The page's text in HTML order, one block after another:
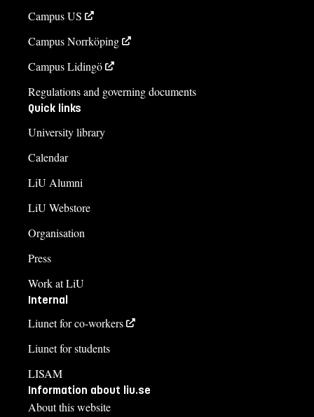
Campus US
Campus Norrköping
Campus Lidingö
Regulations and governing documents
Quick links
University library
Calendar
LiU Alumni
LiU Webstore
Organisation
Press
Work at LiU
Internal
Liunet for co-workers
Liunet for students
LISAM
Information about liu.se
About this website